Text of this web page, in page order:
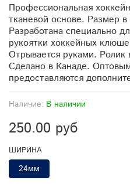
Наличие: В наличии
250.00 руб
ШИРИНА
24мм
Профессиональная
тканевой основе. Размер
Разработана специально
рукоятки хоккейных
Отрывается руками. Ролик
Сделано в Канаде.
предоставляются